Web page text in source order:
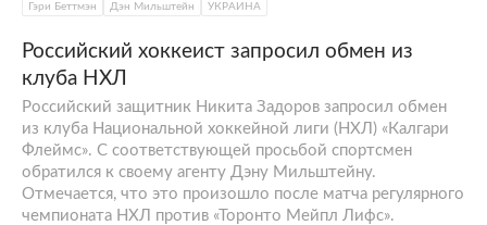
Гэри Беттмэн Дэн Мильштейн УКРАИНА
Российский хоккеист запросил обмен из
клуба НХЛ
Российский защитник Никита Задоров запросил обмен
из клуба Национальной хоккейной лиги (НХЛ) «Калгари
Флеймс». С соответствующей просьбой спортсмен
обратился к своему агенту Дэну Мильштейну.
Отмечается, что это произошло после матча регулярного
чемпионата НХЛ против «Торонто Мейпл Лифс».